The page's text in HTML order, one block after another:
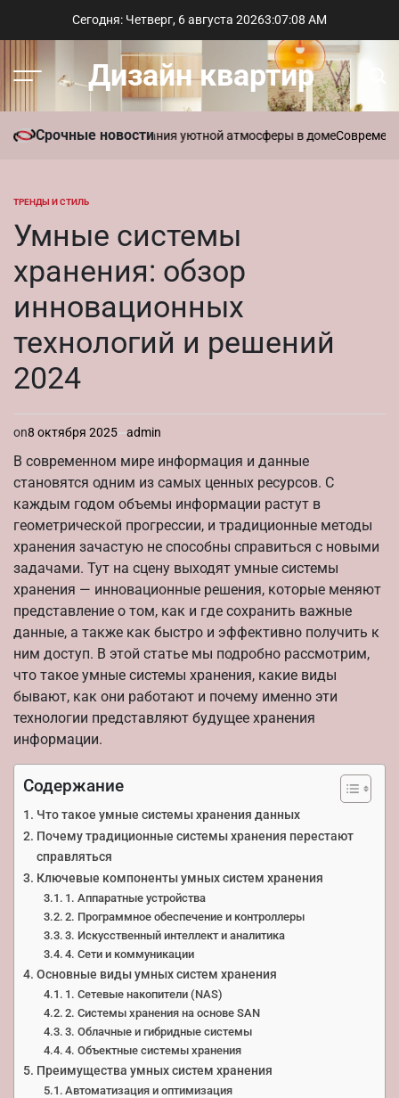
Сегодня: Четверг, 6 августа 20263:07:09 AM
Меню Дизайн квартир
Срочные новости
для создания уютной атмосферы в доме Современный
ОПУБЛИКОВАНО
ТРЕНДЫ И СТИЛЬ
Умные системы
хранения: обзор
инновационных
технологий и решений
2024
on8 октября 2025 admin
В современном мире информация и данные
становятся одним из самых ценных ресурсов. С
каждым годом объемы информации растут в
геометрической прогрессии, и традиционные методы
хранения зачастую не способны справиться с новыми
задачами. Тут на сцену выходят умные системы
хранения — инновационные решения, которые меняют
представление о том, как и где сохранить важные
данные, а также как быстро и эффективно получить к
ним доступ. В этой статье мы подробно рассмотрим,
что такое умные системы хранения, какие виды
бывают, как они работают и почему именно эти
технологии представляют будущее хранения
информации.
Содержание
Что такое умные системы хранения данных
Почему традиционные системы хранения перестают
справляться
Ключевые компоненты умных систем хранения
1. Аппаратные устройства
2. Программное обеспечение и контроллеры
3. Искусственный интеллект и аналитика
4. Сети и коммуникации
Основные виды умных систем хранения
1. Сетевые накопители (NAS)
2. Системы хранения на основе SAN
3. Облачные и гибридные системы
4. Объектные системы хранения
Преимущества умных систем хранения
Автоматизация и оптимизация